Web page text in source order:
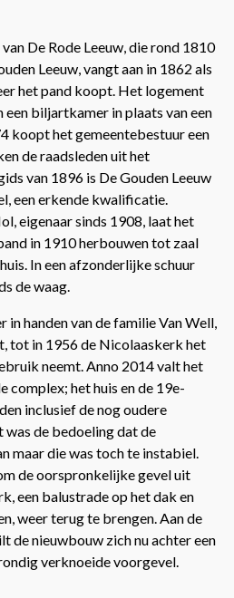
De Rode Leeuw, die rond 1810
Leeuw, vangt aan in 1862 als
het pand koopt. Het logement
biljartkamer in plaats van een
koopt het gemeentebestuur een
de raadsleden uit het
van 1896 is De Gouden Leeuw
een erkende kwalificatie.
eigenaar sinds 1908, laat het
in 1910 herbouwen tot zaal
In een afzonderlijke schuur
de waag.
in handen van de familie Van Well,
tot in 1956 de Nicolaaskerk het
neemt. Anno 2014 valt het
complex; het huis en de 19e-
inclusief de nog oudere
de bedoeling dat de
maar die was toch te instabiel.
de oorspronkelijke gevel uit
een balustrade op het dak en
weer terug te brengen. Aan de
de nieuwbouw zich nu achter een
verknoeide voorgevel.